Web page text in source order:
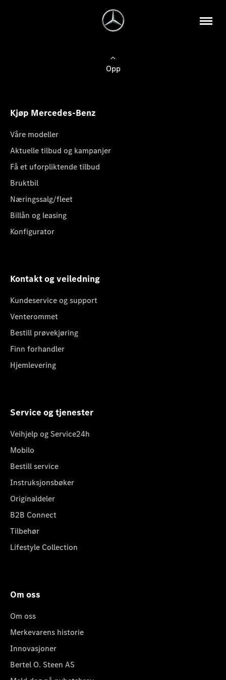
Opp
Kjøp Mercedes-Benz
Våre modeller
Aktuelle tilbud og kampanjer
Få et uforpliktende tilbud
Bruktbil
Næringssalg/fleet
Billån og leasing
Konfigurator
Kontakt og veiledning
Kundeservice og support
Venterommet
Bestill prøvekjøring
Finn forhandler
Hjemlevering
Service og tjenester
Veihjelp og Service24h
Mobilo
Bestill service
Instruksjonsbøker
Originaldeler
B2B Connect
Tilbehør
Lifestyle Collection
Om oss
Om oss
Merkevarens historie
Innovasjoner
Bertel O. Steen AS